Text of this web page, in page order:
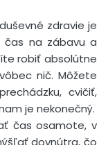
zdravie je
čas na zábavu a
robiť absolútne
nič. Môžete
cvičiť,
je nekonečný.
čas osamote, v
dovnútra, čo